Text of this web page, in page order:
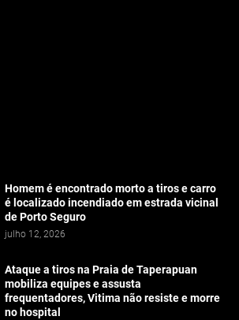
Homem é encontrado morto a tiros e carro
é localizado incendiado em estrada vicinal
de Porto Seguro
julho 12, 2026
Ataque a tiros na Praia de Taperapuan
mobiliza equipes e assusta
frequentadores, Vitima não resiste e morre
no hospital